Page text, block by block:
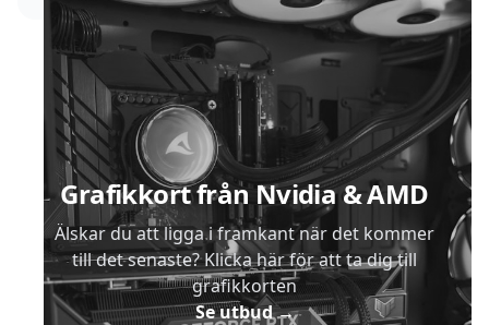
Grafikkort från Nvidia & AMD
Älskar du att ligga i framkant när det kommer
till det senaste? Klicka här för att ta dig till
grafikkorten
Se utbud→